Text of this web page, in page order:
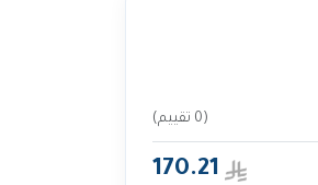
(0 تقييم)
170.21